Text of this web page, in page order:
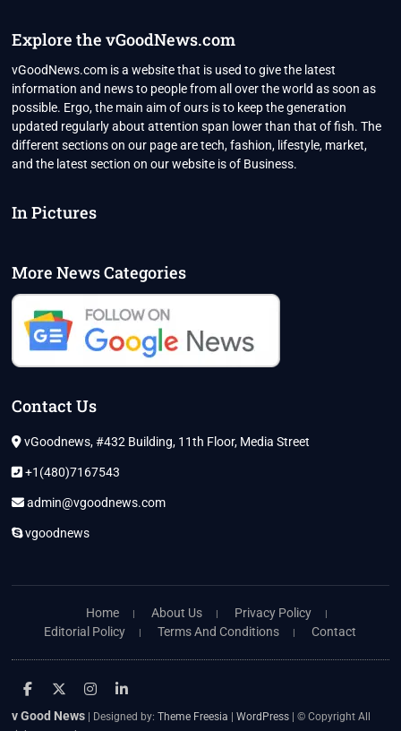
Explore the vGoodNews.com
vGoodNews.com is a website that is used to give the latest
information and news to people from all over the world as soon as
possible. Ergo, the main aim of ours is to keep the generation
updated regularly about attention span lower than that of fish. The
different sections on our page are tech, fashion, lifestyle, market,
and the latest section on our website is of Business.
In Pictures
More News Categories
Contact Us
vGoodnews, #432 Building, 11th Floor, Media Street
+1(480)7167543
admin@vgoodnews.com
vgoodnews
Home About Us
Privacy Policy
Editorial Policy
Terms And Conditions Contact
facebook
twitter
instagram
linkedin
v Good News | Designed by:Theme Freesia |WordPress | © Copyright All